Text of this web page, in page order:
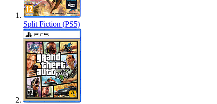
Split Fiction (PS5)